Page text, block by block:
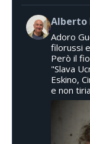
Alberto
Adoro
filorussi
Però il
"Slava
Eskino,
e non